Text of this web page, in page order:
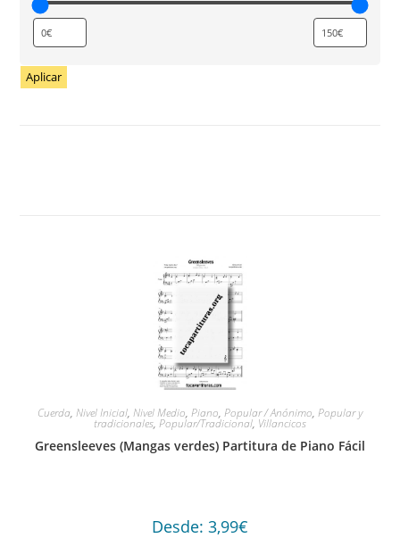
Aplicar
Cuerda, Nivel Inicial, Nivel Medio, Piano, Popular / Anónimo, Popular y
tradicionales, Popular/Tradicional, Villancicos
Greensleeves (Mangas verdes) Partitura de Piano Fácil
Desde: 3,99€